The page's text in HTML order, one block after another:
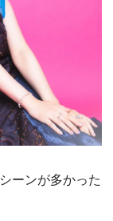
ーンが多かった